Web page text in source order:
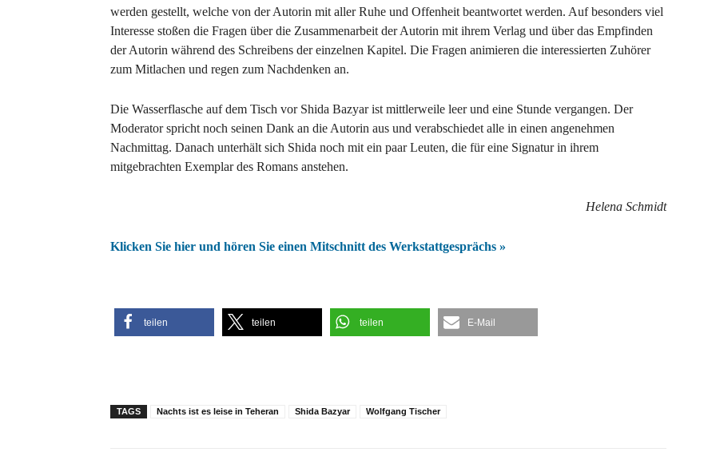
werden gestellt, welche von der Autorin mit aller Ruhe und Offenheit beantwortet werden. Auf besonders viel
Interesse stoßen die Fragen über die Zusammenarbeit der Autorin mit ihrem Verlag und über das Empfinden
der Autorin während des Schreibens der einzelnen Kapitel. Die Fragen animieren die interessierten Zuhörer
zum Mitlachen und regen zum Nachdenken an.
Die Wasserflasche auf dem Tisch vor Shida Bazyar ist mittlerweile leer und eine Stunde vergangen. Der
Moderator spricht noch seinen Dank an die Autorin aus und verabschiedet alle in einen angenehmen
Nachmittag. Danach unterhält sich Shida noch mit ein paar Leuten, die für eine Signatur in ihrem
mitgebrachten Exemplar des Romans anstehen.
Helena Schmidt
Klicken Sie hier und hören Sie einen Mitschnitt des Werkstattgesprächs »
teilen teilen teilen E-Mail
TAGS Nachts ist es leise in Teheran Shida Bazyar Wolfgang Tischer